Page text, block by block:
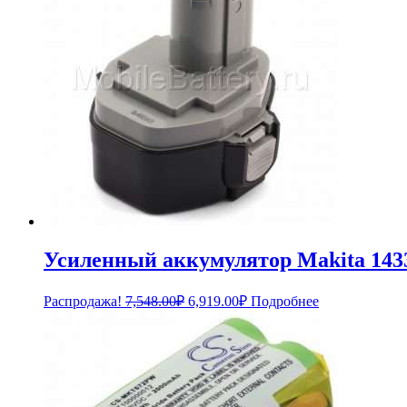
Усиленный аккумулятор Makita
Распродажа! 7,548.00₽ Первоначальная
составляла
7,548.00₽.
6,919.00₽Текущая
цена:
6,919.00₽.
Подробнее